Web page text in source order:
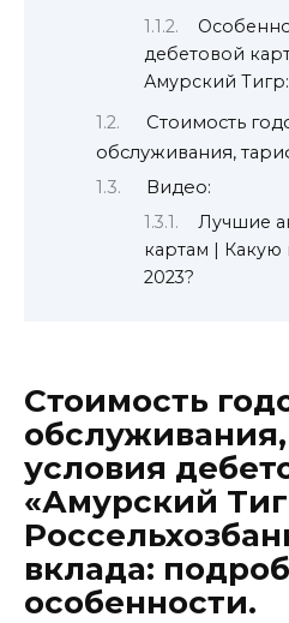
дебетовой
Амурский Тигр:
Стоимость
обслуживания,
Видео:
Лучшие
картам | Какую
2023?
Стоимость
условия
«Амурский
вклада:
особенности.